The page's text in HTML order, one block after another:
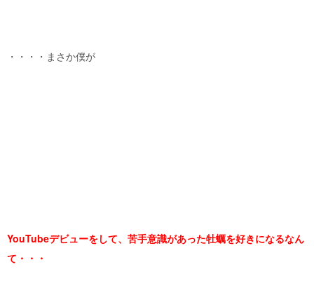
・・・・まさか僕が
YouTubeデビューをして、苦手意識があった牡蠣を好きになるなん
て・・・